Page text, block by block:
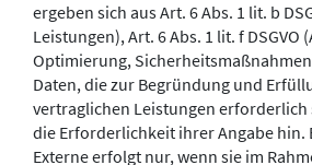
ergeben sich aus Art. 6 Abs. 1 lit. b
Leistungen), Art. 6 Abs. 1 lit. f DSGVO
Optimierung,
Daten, die zur Begründung und
vertraglichen Leistungen erforderlich
die Erforderlichkeit ihrer Angabe hin.
Externe erfolgt nur, wenn sie im